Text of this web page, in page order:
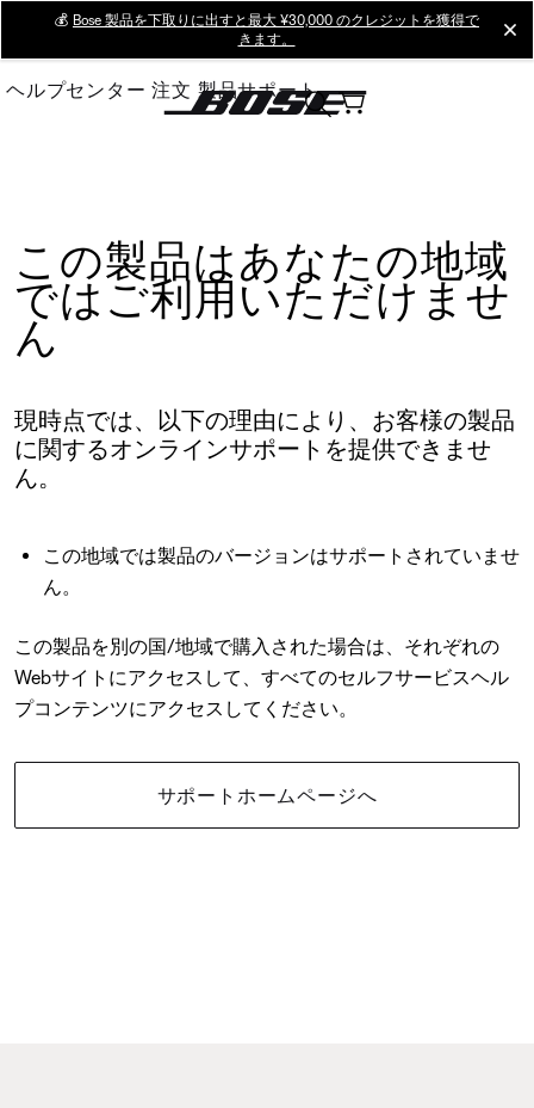
Main
💰 Bose 製品を下取りに出すと最大 ¥30,000 のクレジットを獲得で
きます。
ヘルプセンター 注文 製品サポート
この製品はあなたの地域
ではご利用いただけませ
ん
現時点では、以下の理由により、お客様の製品
に関するオンラインサポートを提供できませ
ん。
この地域では製品のバージョンはサポートされていませ
ん。
この製品を別の国/地域で購入された場合は、それぞれの
Webサイトにアクセスして、すべてのセルフサービスヘル
プコンテンツにアクセスしてください。
サポートホームページへ